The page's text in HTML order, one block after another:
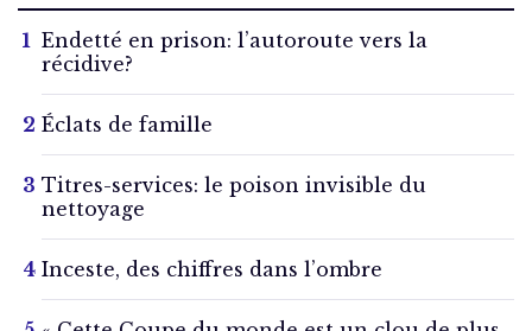
Endetté en prison: l’autoroute vers la
récidive?
Éclats de famille
Titres-services: le poison invisible du
nettoyage
Inceste, des chiffres dans l’ombre